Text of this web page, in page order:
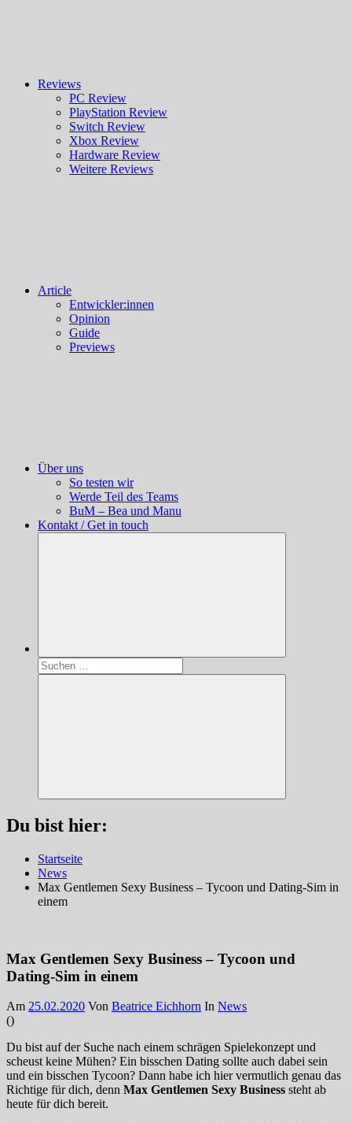
Reviews
PC Review
PlayStation Review
Switch Review
Xbox Review
Hardware Review
Weitere Reviews
Article
Entwickler:innen
Opinion
Guide
Previews
Über uns
So testen wir
Werde Teil des Teams
BuM – Bea und Manu
Kontakt / Get in touch
Suchen
nach:
Suchen
Du bist hier:
Startseite
News
Max Gentlemen Sexy Business – Tycoon und Dating-Sim in
einem
Max Gentlemen Sexy Business – Tycoon und
Dating-Sim in einem
Am 25.02.2020 Von Beatrice Eichhorn In News
()
Du bist auf der Suche nach einem schrägen Spielekonzept und
scheust keine Mühen? Ein bisschen Dating sollte auch dabei sein
und ein bisschen Tycoon? Dann habe ich hier vermutlich genau das
Richtige für dich, denn Max Gentlemen Sexy Business steht ab
heute für dich bereit.